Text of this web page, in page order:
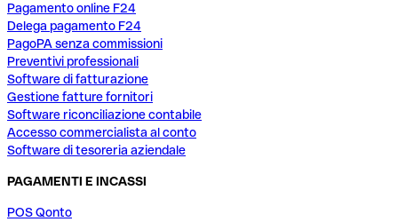
Pagamento online F24
Delega pagamento F24
PagoPA senza commissioni
Preventivi professionali
Software di fatturazione
Gestione fatture fornitori
Software riconciliazione contabile
Accesso commercialista al conto
Software di tesoreria aziendale
PAGAMENTI E INCASSI
POS Qonto